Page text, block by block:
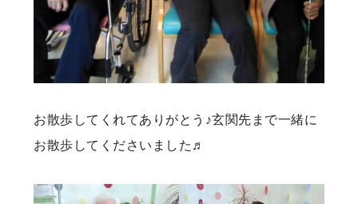
お散歩してくれてありがとう♪玄関先まで一緒に
お散歩してくださいました♬